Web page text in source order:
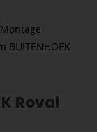
Montage
BUITENHOEK
Roval